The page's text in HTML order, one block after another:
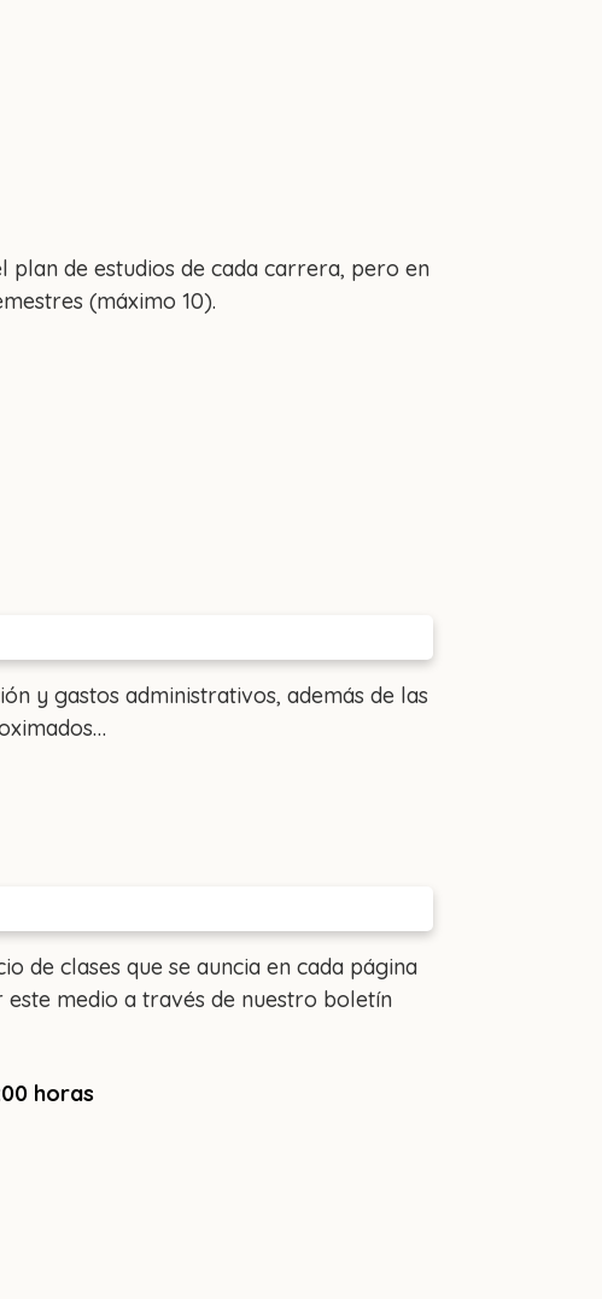
plan de estudios de cada carrera, pero en
(máximo 10).
y gastos administrativos, además de las
de clases que se auncia en cada página
medio a través de nuestro boletín
horas